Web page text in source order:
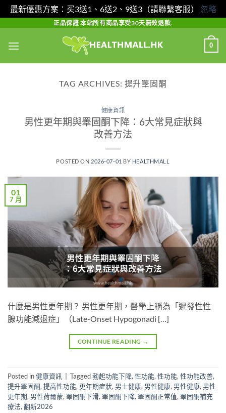
最新優惠方案：买3送1、6送2、9送3（請聯繫客服） 忽略
content
正品保證 本站所有商品享受30天無效退款.
0
TAG ARCHIVES: 提升睪固酮
健康資訊
男性更年期與睪固酮下降：6大常見症狀與
改善方法
POSTED ON 2026-07-01 BY HEALTHMALL
01
7 月
什麼是男性更年期？ 男性更年期，醫學上稱為「遲發性性
腺功能減退症」（Late-Onset Hypogonadi […]
CONTINUE READING →
Posted in健康資訊 Tagged勃起功能下降,性功能,性功能,性功能改善,
提升睪固酮,提高性功能,更年期症狀, 男士健康, 男性健康, 男性健康, 男性
更年期, 男性荷爾蒙,睪固酮下滑,睪固酮下降,睪固酮正常值,睪固酮補充
療法,翻新2026